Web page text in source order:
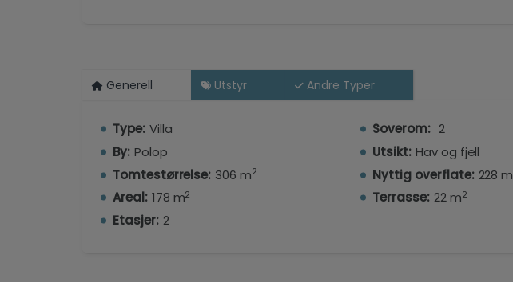
Generell Utstyr Andre Typer
Type: Villa Soverom: 2
By: Polop Utsikt: Hav og fjell
Tomtestørrelse: 306 m2 Nyttig overflate: 228 m
Areal: 178 m2 Terrasse: 22 m2
Etasjer: 2